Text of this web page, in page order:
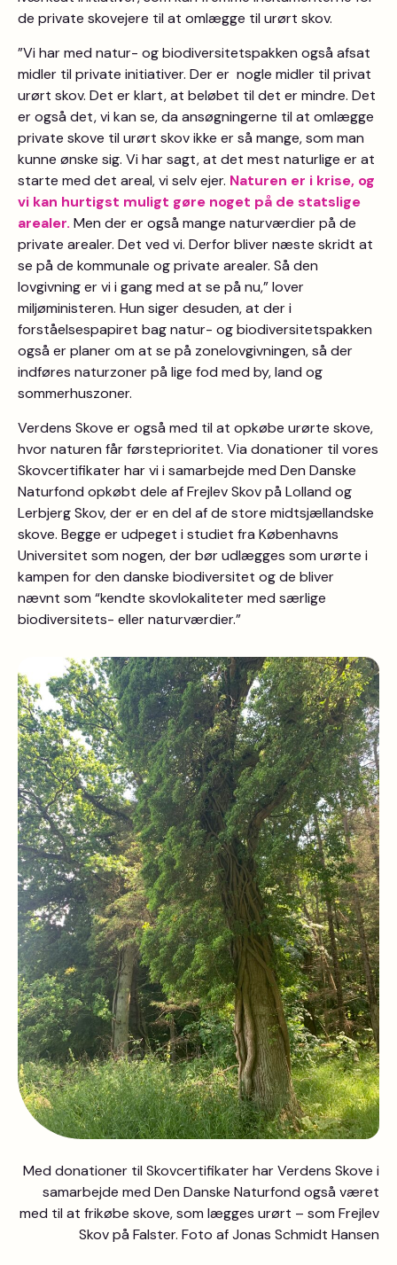
de private skovejere til at omlægge til urørt skov.
”Vi har med natur- og biodiversitetspakken også afsat
midler til private initiativer. Der er nogle midler til privat
urørt skov. Det er klart, at beløbet til det er mindre. Det
er også det, vi kan se, da ansøgningerne til at omlægge
private skove til urørt skov ikke er så mange, som man
kunne ønske sig. Vi har sagt, at det mest naturlige er at
starte med det areal, vi selv ejer. Naturen er i krise, og
vi kan hurtigst muligt gøre noget på de statslige
arealer. Men der er også mange naturværdier på de
private arealer. Det ved vi. Derfor bliver næste skridt at
se på de kommunale og private arealer. Så den
lovgivning er vi i gang med at se på nu,” lover
miljøministeren. Hun siger desuden, at der i
forståelsespapiret bag natur- og biodiversitetspakken
også er planer om at se på zonelovgivningen, så der
indføres naturzoner på lige fod med by, land og
sommerhuszoner.
Verdens Skove er også med til at opkøbe urørte skove,
hvor naturen får førsteprioritet. Via donationer til vores
Skovcertifikater har vi i samarbejde med Den Danske
Naturfond opkøbt dele af Frejlev Skov på Lolland og
Lerbjerg Skov, der er en del af de store midtsjællandske
skove. Begge er udpeget i studiet fra Københavns
Universitet som nogen, der bør udlægges som urørte i
kampen for den danske biodiversitet og de bliver
nævnt som “kendte skovlokaliteter med særlige
biodiversitets- eller naturværdier.”
Med donationer til Skovcertifikater har Verdens Skove i
samarbejde med Den Danske Naturfond også været
med til at frikøbe skove, som lægges urørt – som Frejlev
Skov på Falster. Foto af Jonas Schmidt Hansen